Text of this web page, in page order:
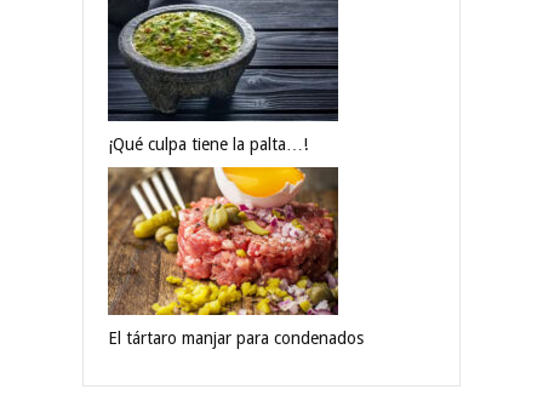
¡Qué culpa tiene la palta…!
El tártaro manjar para condenados